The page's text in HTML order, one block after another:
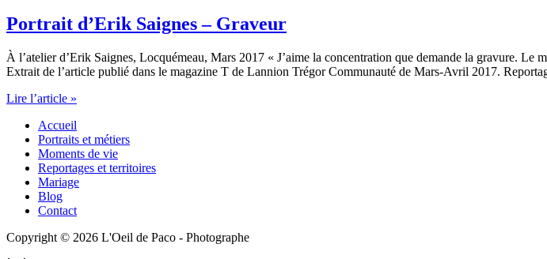
Portrait d’Erik Saignes – Graveur
À l’atelier d’Erik Saignes, Locquémeau, Mars 2017 « J’aime la concentration que demande la gravure.
Extrait de l’article publié dans le magazine T de Lannion Trégor Communauté de Mars-Avril 2017.
Portrait
Saignes
Graveur
Lire l’article »
Accueil
Portraits et métiers
Moments de vie
Reportages et territoires
Mariage
Blog
Contact
Copyright © 2026 L'Oeil de Paco - Photographe